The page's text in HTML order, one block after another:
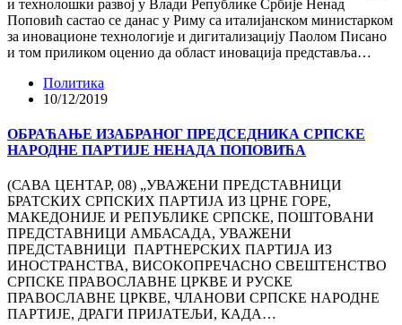
и технолошки развој у Влади Републике Србије Ненад
Поповић састао се данас у Риму са италијанском министарком
за иновационе технологије и дигитализацију Паолом Писано
и том приликом оценио да област иновација представља…
Политика
10/12/2019
ОБРАЋАЊЕ ИЗАБРАНОГ ПРЕДСЕДНИКА СРПСКЕ
НАРОДНЕ ПАРТИЈЕ НЕНАДА ПОПОВИЋА
(САВА ЦЕНТАР, 08) „УВАЖЕНИ ПРЕДСТАВНИЦИ
БРАТСКИХ СРПСКИХ ПАРТИЈА ИЗ ЦРНЕ ГОРЕ,
МАКЕДОНИЈЕ И РЕПУБЛИКЕ СРПСКЕ, ПОШТОВАНИ
ПРЕДСТАВНИЦИ АМБАСАДА, УВАЖЕНИ
ПРЕДСТАВНИЦИ ПАРТНЕРСКИХ ПАРТИЈА ИЗ
ИНОСТРАНСТВА, ВИСОКОПРЕЧАСНО СВЕШТЕНСТВО
СРПСКЕ ПРАВОСЛАВНЕ ЦРКВЕ И РУСКЕ
ПРАВОСЛАВНЕ ЦРКВЕ, ЧЛАНОВИ СРПСКЕ НАРОДНЕ
ПАРТИЈЕ, ДРАГИ ПРИЈАТЕЉИ, КАДА…